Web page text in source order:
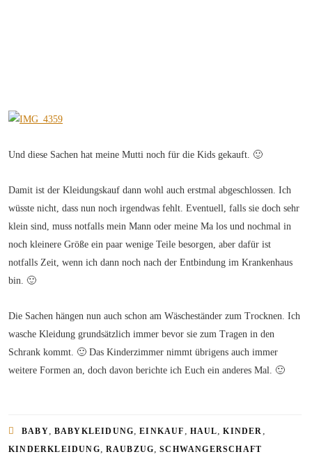
Und diese Sachen hat meine Mutti noch für die Kids gekauft. 🙂
Damit ist der Kleidungskauf dann wohl auch erstmal abgeschlossen. Ich
wüsste nicht, dass nun noch irgendwas fehlt. Eventuell, falls sie doch sehr
klein sind, muss notfalls mein Mann oder meine Ma los und nochmal in
noch kleinere Größe ein paar wenige Teile besorgen, aber dafür ist
notfalls Zeit, wenn ich dann noch nach der Entbindung im Krankenhaus
bin. 🙂
Die Sachen hängen nun auch schon am Wäscheständer zum Trocknen. Ich
wasche Kleidung grundsätzlich immer bevor sie zum Tragen in den
Schrank kommt. 🙂 Das Kinderzimmer nimmt übrigens auch immer
weitere Formen an, doch davon berichte ich Euch ein anderes Mal. 🙂
BABY, BABYKLEIDUNG,EINKAUF , HAUL,KINDER ,
KINDERKLEIDUNG, RAUBZUG,SCHWANGERSCHAFT